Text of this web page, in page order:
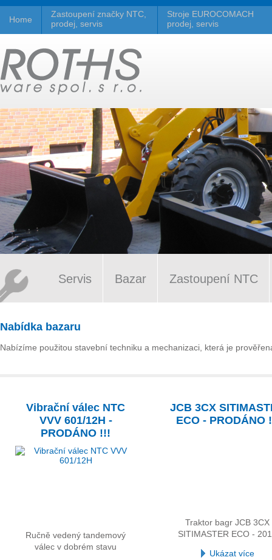
Home
Zastoupení značky NTC,
prodej, servis
Stroje EUROCOMACH
prodej, servis
Servis Bazar Zastoupení NTC
Nabídka bazaru
Nabízíme použitou stavební techniku a mechanizaci, která je
Vibrační válec NTC
VVV 601/12H -
PRODÁNO !!!
Ručně vedený tandemový
válec v dobrém stavu
JCB 3CX
ECO - PRODÁNO
Traktor bagr JCB 3CX
SITIMASTER ECO -
Ukázat více